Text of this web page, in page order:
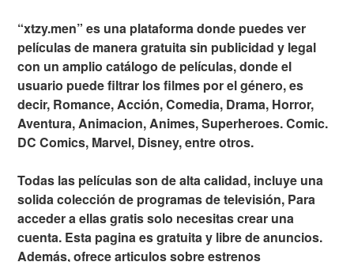
“xtzy.men” es una plataforma donde puedes ver
películas de manera gratuita sin publicidad y legal
con un amplio catálogo de películas, donde el
usuario puede filtrar los filmes por el género, es
decir, Romance, Acción, Comedia, Drama, Horror,
Aventura, Animacion, Animes, Superheroes. Comic.
DC Comics, Marvel, Disney, entre otros.
Todas las películas son de alta calidad, incluye una
solida colección de programas de televisión, Para
acceder a ellas gratis solo necesitas crear una
cuenta. Esta pagina es gratuita y libre de anuncios.
Además, ofrece articulos sobre estrenos